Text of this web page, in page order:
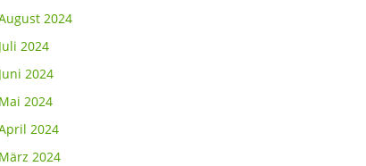
2024
Juli 2024
Juni 2024
Mai 2024
2024
März 2024